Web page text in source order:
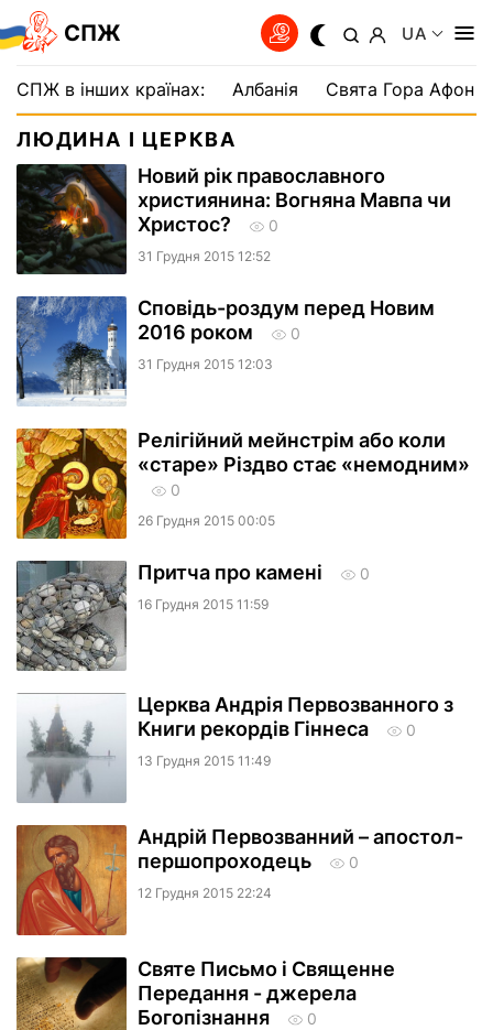
СПЖ UA
СПЖ в інших країнах: Албанія Свята Гора Афон
ЛЮДИНА І ЦЕРКВА
Новий рік православного
християнина: Вогняна Мавпа чи
Христос?
0
31 Грудня 2015 12:52
Сповідь-роздум перед Новим
2016 роком
0
31 Грудня 2015 12:03
Релігійний мейнстрім або коли
«старе» Різдво стає «немодним»
0
26 Грудня 2015 00:05
Притча про камені 0
16 Грудня 2015 11:59
Церква Андрія Первозванного з
Книги рекордів Гіннеса
0
13 Грудня 2015 11:49
Андрій Первозванний – апостол-
першопроходець
0
12 Грудня 2015 22:24
Святе Письмо і Священне
Передання - джерела
Богопізнання
0